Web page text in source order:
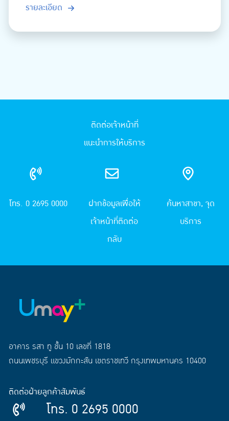
รายละเอียด
ติดต่อเจ้าหน้าที่
แนะนำการให้บริการ
โทร. 0 2695 0000
ฝากข้อมูลเพื่อให้
เจ้าหน้าที่ติดต่อ
กลับ
ค้นหาสาขา, จุด
บริการ
อาคาร รสา ทู ชั้น 10 เลขที่ 1818
ถนนเพชรบุรี แขวงมักกะสัน เขตราชเทวี กรุงเทพมหานคร 10400
ติดต่อฝ่ายลูกค้าสัมพันธ์
โทร. 0 2695 0000